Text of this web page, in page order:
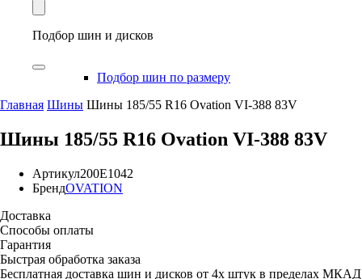
Подбор шин и дисков
Подбор шин по размеру
Главная Шины Шины 185/55 R16 Ovation VI-388 83V
Шины 185/55 R16 Ovation VI-388 83V
Артикул200E1042
БрендOVATION
Доставка
Способы оплаты
Гарантия
Быстрая обработка заказа
Бесплатная доставка шин и дисков от 4х штук в пределах МКАД